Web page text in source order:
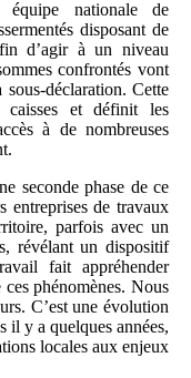
équipe nationale de
disposant de
d’agir à un niveau
confrontés vont
Cette
caisses et définit les
à de nombreuses
seconde phase de ce
entreprises de travaux
parfois avec un
révélant un dispositif
fait appréhender
phénomènes. Nous
C’est une évolution
il y a quelques années,
locales aux enjeux